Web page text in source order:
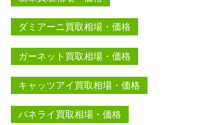
ダミアーニ買取相場・価格
ガーネット買取相場・価格
キャッツアイ買取相場・価格
パネライ買取相場・価格